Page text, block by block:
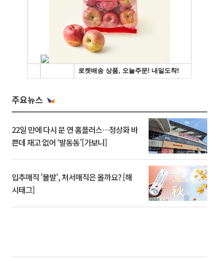
주요뉴스
22일 만에 다시 문 연 홈플러스…정상화 바
쁜데 재고 없어 ‘발동동’[가보니]
입추매직 '불발', 처서매직은 올까요? [해
시태그]